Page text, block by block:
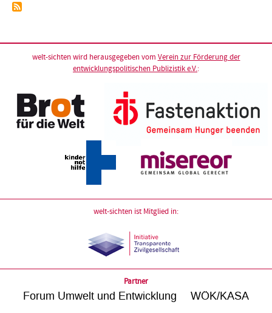
welt-sichten wird herausgegeben vom Verein zur Förderung der
entwicklungspolitischen Publizistik e.V.:
welt-sichten ist Mitglied in:
Partner
Forum Umwelt und Entwicklung WÖK/KASA